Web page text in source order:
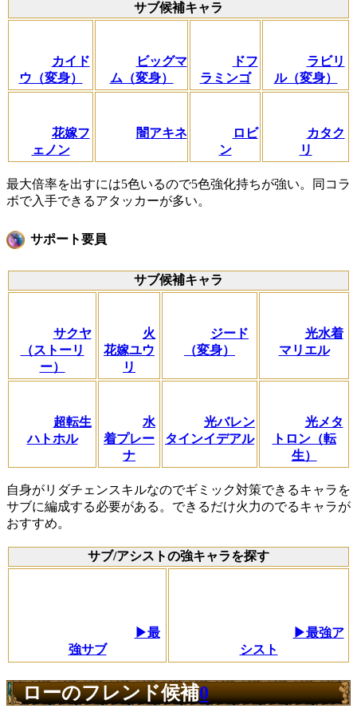
サブ候補キャラ
カイド
ウ（変身）
ビッグマ
ム（変身）
ドフ
ラミンゴ
ラビリ
ル（変身）
花嫁フ
ェノン
闇アキネ
ロビ
ン
カタク
リ
最大倍率を出すには5色いるので5色強化持ちが強い。同コラ
ボで入手できるアタッカーが多い。
サポート要員
サブ候補キャラ
サクヤ
（ストーリ
ー）
火
花嫁ユウ
リ
ジード
（変身）
光水着
マリエル
超転生
ハトホル
水
着プレー
ナ
光バレン
タインイデアル
光メタ
トロン（転
生）
自身がリダチェンスキルなのでギミック対策できるキャラを
サブに編成する必要がある。できるだけ火力のでるキャラが
おすすめ。
サブ/アシストの強キャラを探す
▶最
強サブ
▶最強ア
シスト
ローのフレンド候補0